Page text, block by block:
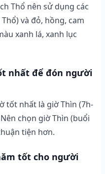
Thổ nên sử dụng các
và đỏ, hồng, cam
xanh lá, xanh lục
nhất để đón người
tốt nhất là giờ Thìn (7h-
chọn giờ Thìn (buổi
tiện hơn.
tốt cho người